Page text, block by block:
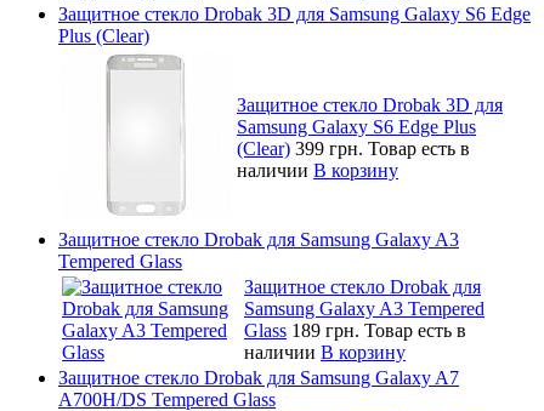
Защитное стекло Drobak 3D для Samsung Galaxy S6 Edge
Plus (Clear)
Защитное стекло Drobak 3D для
Samsung Galaxy S6 Edge Plus
(Clear) 399 грн. Товар есть в
наличии В корзину
Защитное стекло Drobak для Samsung Galaxy A3
Tempered Glass
Защитное стекло Drobak для
Samsung Galaxy A3 Tempered
Glass 189 грн. Товар есть в
наличии В корзину
Защитное стекло Drobak для Samsung Galaxy A7
A700H/DS Tempered Glass